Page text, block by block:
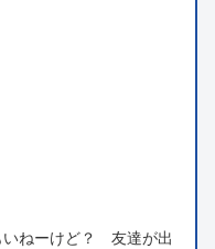
ねーけど？ 友達が出